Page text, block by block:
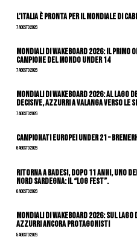
L’Italia è pronta per il Mondiale di
7 Agosto 2026
Mondiali di Wakeboard 2026: il
campione del mondo Under 14
7 Agosto 2026
Mondiali di Wakeboard 2026: al
decisive, azzurri a valanga verso le
7 Agosto 2026
Campionati Europei Under 21 –
6 Agosto 2026
Ritorna a Badesi, dopo 11 anni, uno
nord Sardegna: il “Log Fest”.
6 Agosto 2026
Mondiali di Wakeboard 2026: sul
azzurri ancora protagonisti
5 Agosto 2026